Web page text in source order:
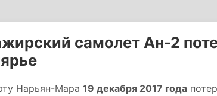
самолет Ан-2
Нарьян-Мара 19 декабря 2017 года